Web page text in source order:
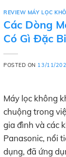
REVIEW MÁY LỌC
Các Dòng
Có Gì Đặc
POSTED ON 13/11/
Máy lọc không
chuộng trong
gia đình và các
Panasonic, nổi
dụng, đã ứng